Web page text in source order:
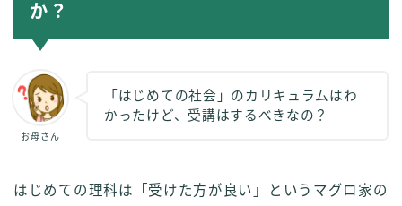
か？
お母さん
「はじめての社会」のカリキュラムはわ
かったけど、受講はするべきなの？
はじめての理科は「受けた方が良い」というマグロ家の